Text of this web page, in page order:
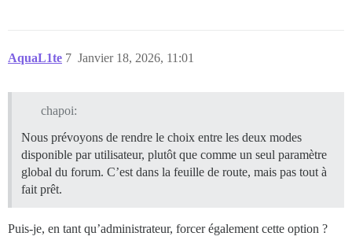
AquaL1te Janvier 18, 2026, 11:01
7
chapoi:
Nous prévoyons de rendre le choix entre les deux modes
disponible par utilisateur, plutôt que comme un seul paramètre
global du forum. C’est dans la feuille de route, mais pas tout à
fait prêt.
Puis-je, en tant qu’administrateur, forcer également cette option ?